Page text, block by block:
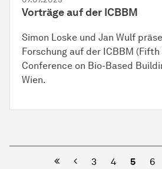
Vorträge auf der ICBBM
Simon Loske und Jan Wulf
Forschung auf der ICBBM
Conference on Bio-Based
Wien.
Vorherige
3 4 5 6